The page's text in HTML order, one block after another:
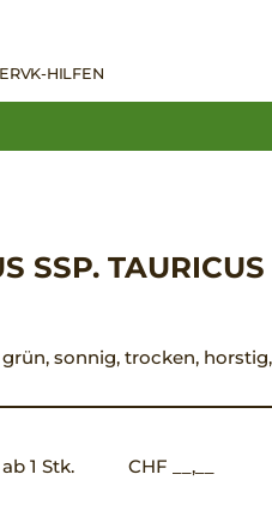
VK-HILFEN
SSP. TAURICUS
sonnig, trocken,
ab 1 Stk. CHF __,__